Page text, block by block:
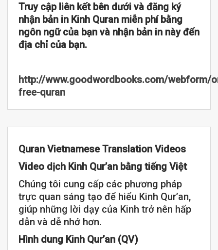
Truy cập liên kết bên dưới và đăng ký
nhận bản in Kinh Quran miễn phí bằng
ngôn ngữ của bạn và nhận bản in này đến
địa chỉ của bạn.
http://www.goodwordbooks.com/webform/
free-quran
Quran Vietnamese Translation Videos
Video dịch Kinh Qur’an bằng tiếng Việt
Chúng tôi cung cấp các phương pháp
trực quan sáng tạo để hiểu Kinh Qur’an,
giúp những lời dạy của Kinh trở nên hấp
dẫn và dễ nhớ hơn.
Hình dung Kinh Qur’an (QV)